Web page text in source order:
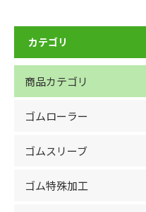
カテゴリ
商品カテゴリ
ゴムローラー
ゴムスリーブ
ゴム特殊加工